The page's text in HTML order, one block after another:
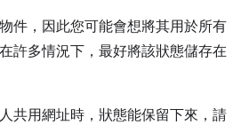
件，因此您可能會想將其用於所有
許多情況下，最好將該狀態儲存在
共用網址時，狀態能保留下來，請